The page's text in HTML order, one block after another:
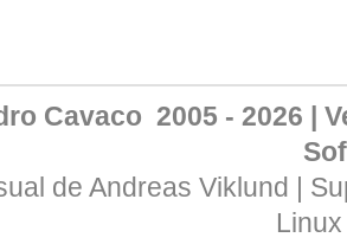
Cavaco 2005 - 2026 |
de Andreas Viklund |
Linux